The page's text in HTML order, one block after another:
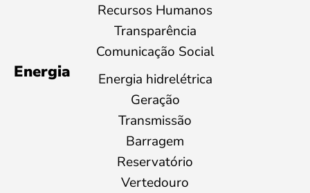
Recursos Humanos
Transparência
Comunicação Social
Energia
Energia hidrelétrica
Geração
Transmissão
Barragem
Reservatório
Vertedouro